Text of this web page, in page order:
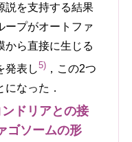
説を支持する結果
ープがオートファ
から直接に生じる
発表し5) ，この2つ
なった．
ドリアとの接
ゴソームの形